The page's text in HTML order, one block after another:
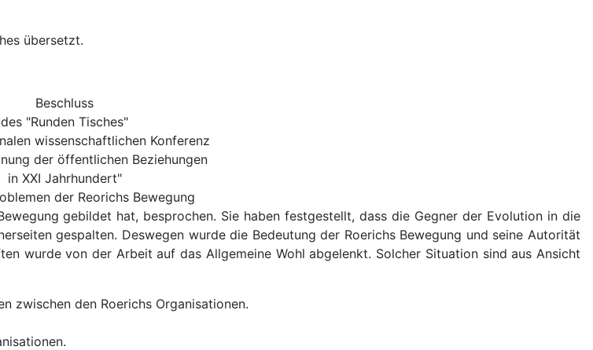
übersetzt.
Beschluss
des "Runden Tisches"
wissenschaftlichen Konferenz
der öffentlichen Beziehungen
in XXI Jahrhundert"
der Reorichs Bewegung
gebildet hat, besprochen. Sie haben festgestellt, dass die Gegner der Evolution in die
gespalten. Deswegen wurde die Bedeutung der Roerichs Bewegung und seine Autorität
wurde von der Arbeit auf das Allgemeine Wohl abgelenkt. Solcher Situation sind aus Ansicht
zwischen den Roerichs Organisationen.